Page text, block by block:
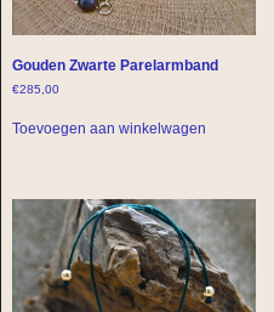
Gouden Zwarte Parelarmband
€285,00
Toevoegen aan winkelwagen